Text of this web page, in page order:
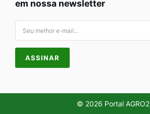
em nossa newsletter
© 2026 Portal AGRO2